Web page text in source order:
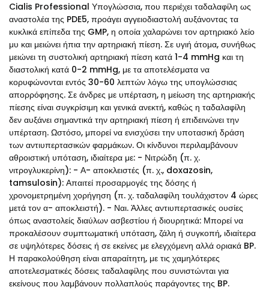
Cialis Professional Υπογλώσσια, που περιέχει ταδαλαφίλη ως
αναστολέα της PDE5, προάγει αγγειοδιαστολή αυξάνοντας τα
κυκλικά επίπεδα της GMP, η οποία χαλαρώνει τον αρτηριακό λείο
μυ και μειώνει ήπια την αρτηριακή πίεση. Σε υγιή άτομα, συνήθως
μειώνει τη συστολική αρτηριακή πίεση κατά 1-4 mmHg και τη
διαστολική κατά 0-2 mmHg, με τα αποτελέσματα να
κορυφώνονται εντός 30-60 λεπτών λόγω της υπογλώσσιας
απορρόφησης. Σε άνδρες με υπέρταση, η μείωση της αρτηριακής
πίεσης είναι συγκρίσιμη και γενικά ανεκτή, καθώς η ταδαλαφίλη
δεν αυξάνει σημαντικά την αρτηριακή πίεση ή επιδεινώνει την
υπέρταση. Ωστόσο, μπορεί να ενισχύσει την υποτασική δράση
των αντιυπερτασικών φαρμάκων. Οι κίνδυνοι περιλαμβάνουν
αθροιστική υπόταση, ιδιαίτερα με: - Νιτρώδη (π. χ.
νιτρογλυκερίνη): - Α- αποκλειστές (π. χ., doxazosin,
tamsulosin): Απαιτεί προσαρμογές της δόσης ή
χρονομετρημένη χορήγηση (π. χ. ταδαλαφίλη τουλάχιστον 4 ώρες
μετά τον α- αποκλειστή). - Ναι. Άλλες αντιυπερτασικές ουσίες
όπως αναστολείς διαύλων ασβεστίου ή διουρητικά: Μπορεί να
προκαλέσουν συμπτωματική υπόταση, ζάλη ή συγκοπή, ιδιαίτερα
σε υψηλότερες δόσεις ή σε εκείνες με ελεγχόμενη αλλά οριακά BP.
Η παρακολούθηση είναι απαραίτητη, με τις χαμηλότερες
αποτελεσματικές δόσεις ταδαλαφίλης που συνιστώνται για
εκείνους που λαμβάνουν πολλαπλούς παράγοντες της BP.